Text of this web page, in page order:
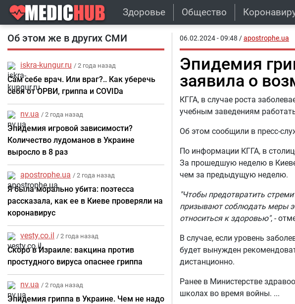
Здоровье Общество
Об этом же в других СМИ
iskra-kungur.ru / 2 года назад
Сам себе врач. Или враг?.. Как уберечь
себя от ОРВИ, гриппа и COVIDа
nv.ua / 2 года назад
Эпидемия игровой зависимости?
Количество лудоманов в Украине
выросло в 8 раз
apostrophe.ua / 2 года назад
Я была морально убита: поэтесса
рассказала, как ее в Киеве проверяли на
коронавирус
vesty.co.il / 2 года назад
Скоро в Израиле: вакцина против
простудного вируса опаснее гриппа
nv.ua / 2 года назад
Эпидемия гриппа в Украине. Чем не надо
06.02.2024 - 09:48 /apostrophe.ua
Эпидемия
заявила о
КГГА, в случае роста
учебным заведениям
Об этом сообщили в пресс-
По информации КГГА, в
За прошедшую неделю в
чем за предыдущую неделю.
"Чтобы предотвратить
призывают соблюдать меры
относиться к здоровью", -
В случае, если уровень
будет вынужден
дистанционно.
Ранее в Министерстве
школах во время войны.